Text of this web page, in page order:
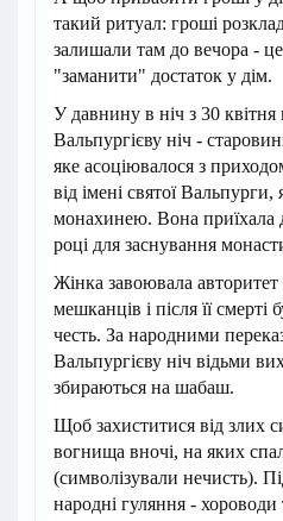
такий ритуал: гроші
залишали там до вечора -
"заманити" достаток у дім.
У давнину в ніч з 30 квітня
Вальпургієву ніч -
яке асоціювалося з
від імені святої Вальпурги,
монахинею. Вона приїхала
році для заснування
Жінка завоювала авторитет
мешканців і після її смерті
честь. За народними
Вальпургієву ніч відьми
збираються на шабаш.
Щоб захиститися від злих
вогнища вночі, на яких
(символізували нечисть).
народні гуляння - хороводи